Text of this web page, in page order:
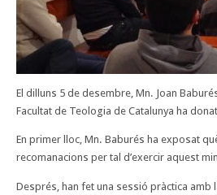
El dilluns 5 de desembre, Mn. Joan
Facultat de Teologia de Catalunya ha
En primer lloc, Mn. Baburés ha exposat
recomanacions per tal d’exercir aquest
Després, han fet una sessió pràctica